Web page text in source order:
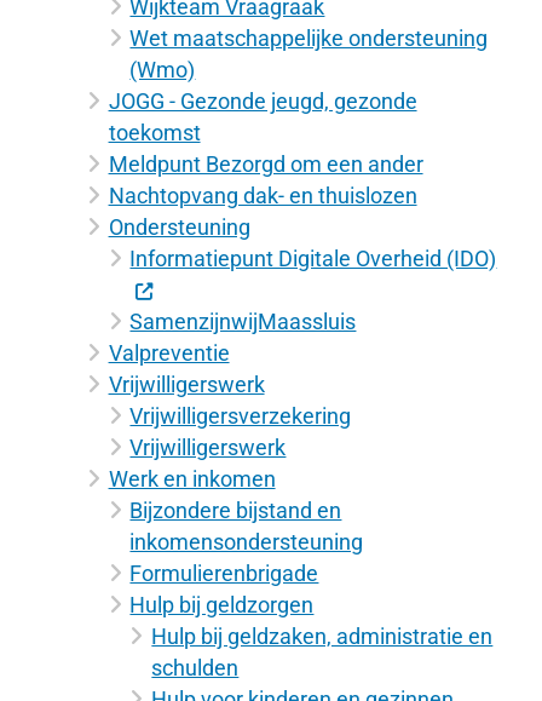
Wijkteam Vraagraak
Wet maatschappelijke ondersteuning
(Wmo)
JOGG - Gezonde jeugd, gezonde
toekomst
Meldpunt Bezorgd om een ander
Nachtopvang dak- en thuislozen
Ondersteuning
Informatiepunt Digitale Overheid (IDO)
SamenzijnwijMaassluis
Valpreventie
Vrijwilligerswerk
Vrijwilligersverzekering
Vrijwilligerswerk
Werk en inkomen
Bijzondere bijstand en
inkomensondersteuning
Formulierenbrigade
Hulp bij geldzorgen
Hulp bij geldzaken, administratie en
schulden